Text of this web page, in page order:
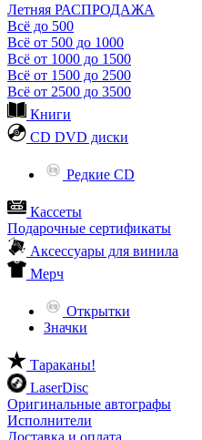
Летняя РАСПРОДАЖА
Всё до 500
Всё от 500 до 1000
Всё от 1000 до 1500
Всё от 1500 до 2500
Всё от 2500 до 3500
Книги
CD DVD диски
Редкие CD
Кассеты
Подарочные сертификаты
Аксессуары для винила
Мерч
Открытки
Значки
Тараканы!
LaserDisc
Оригинальные автографы
Исполнители
Доставка и оплата